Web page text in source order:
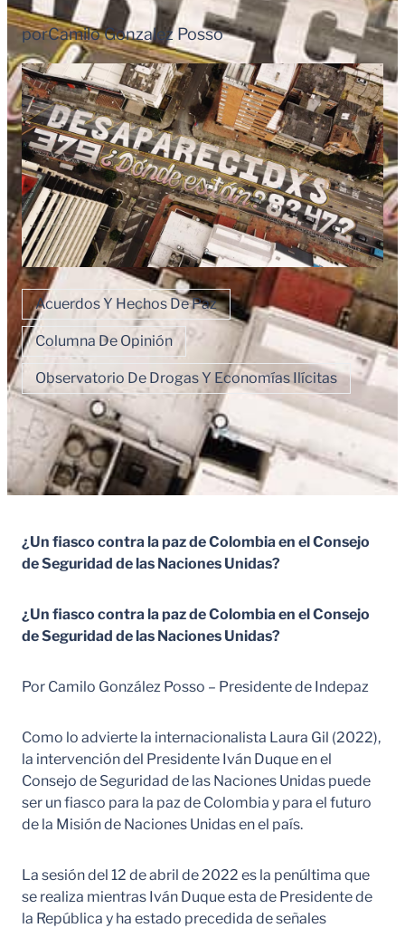
porCamilo Gonzalez Posso
Acuerdos Y Hechos De Paz
Columna De Opinión
Observatorio De Drogas Y Economías Ilícitas
¿Un fiasco contra la paz de Colombia en el Consejo
de Seguridad de las Naciones Unidas?
¿Un fiasco contra la paz de Colombia en el Consejo
de Seguridad de las Naciones Unidas?
Por Camilo González Posso – Presidente de Indepaz
Como lo advierte la internacionalista Laura Gil (2022),
la intervención del Presidente Iván Duque en el
Consejo de Seguridad de las Naciones Unidas puede
ser un fiasco para la paz de Colombia y para el futuro
de la Misión de Naciones Unidas en el país.
La sesión del 12 de abril de 2022 es la penúltima que
se realiza mientras Iván Duque esta de Presidente de
la República y ha estado precedida de señales